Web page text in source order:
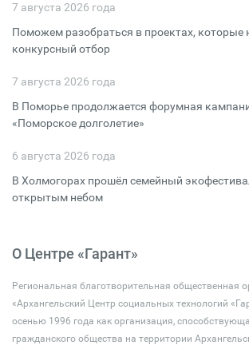
7 августа 2026 года
Поможем разобраться в проектах, которые
конкурсный отбор
7 августа 2026 года
В Поморье продолжается форумная
«Поморское долголетие»
6 августа 2026 года
В Холмогорах прошёл семейный
открытым небом
О Центре «Гарант»
Региональная благотворительная общественная
«Архангельский Центр социальных технологий
осенью 1996 года как организация,
гражданского общества на территории